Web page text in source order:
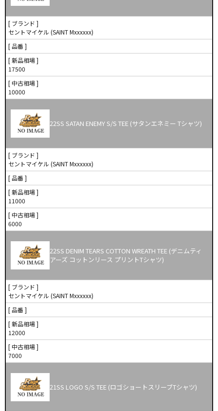
[ ブランド ]
セントマイケル (SAINT Mxxxxxx)
[ 品番 ]
[ 新品相場 ]
17500
[ 中古相場 ]
10000
22SS SATAN ENEMY S/S TEE (サタンエネミー Tシャツ)
[ ブランド ]
セントマイケル (SAINT Mxxxxxx)
[ 品番 ]
[ 新品相場 ]
11000
[ 中古相場 ]
6000
22SS DENIM TEARS COTTON WREATH TEE (デニムティ
アーズ コットンリース プリントTシャツ)
[ ブランド ]
セントマイケル (SAINT Mxxxxxx)
[ 品番 ]
[ 新品相場 ]
12000
[ 中古相場 ]
7000
21SS LOGO S/S TEE (ロゴショートスリーブTシャツ)